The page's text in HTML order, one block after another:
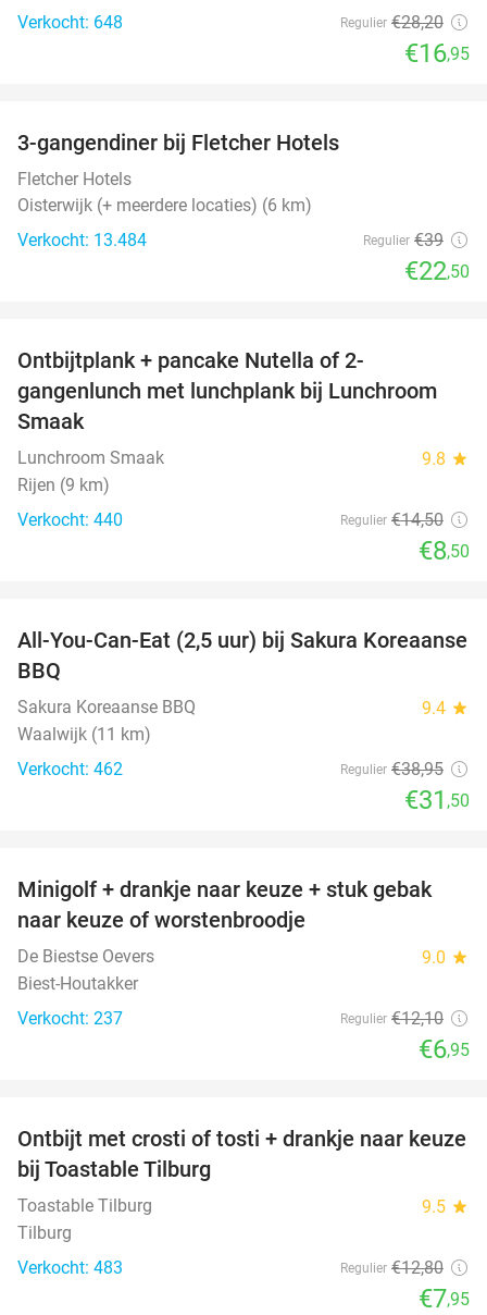
Verkocht: 648
Regulier €28,20
€16,95
3-gangendiner bij Fletcher Hotels
Fletcher Hotels
Oisterwijk (+ meerdere locaties) (6 km)
Verkocht: 13.484
Regulier €39
€22,50
Ontbijtplank + pancake Nutella of 2-
gangenlunch met lunchplank bij Lunchroom
Smaak
Lunchroom Smaak 9.8 star
Rijen (9 km)
Verkocht: 440
Regulier €14,50
€8,50
19%
All-You-Can-Eat (2,5 uur) bij Sakura Koreaanse
BBQ
Sakura Koreaanse BBQ 9.4 star
Waalwijk (11 km)
Verkocht: 462
Regulier €38,95
€31 ,50
43%
Minigolf + drankje naar keuze + stuk gebak
naar keuze of worstenbroodje
De Biestse Oevers 9.0 star
Biest-Houtakker
Verkocht: 237
Regulier €12,10
€6,95
38%
Ontbijt met crosti of tosti + drankje naar keuze
bij Toastable Tilburg
Toastable Tilburg 9.5 star
Tilburg
Verkocht: 483
Regulier €12,80
€7,95